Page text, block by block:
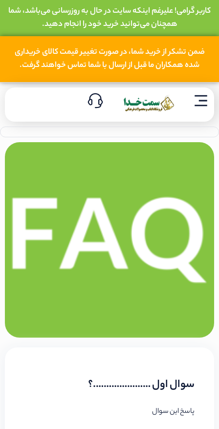
کاربر گرامی! علیرغم اینکه سایت در حال به روزرسانی می‌باشد، شما
همچنان می‌توانید خرید خود را انجام دهید.
ضمن تشکر از خرید شما، در صورت تغییر قیمت کالای خریداری
شده همکاران ما قبل از ارسال با شما تماس خواهند گرفت.
سوال اول ………………….؟
پاسخ این سوال